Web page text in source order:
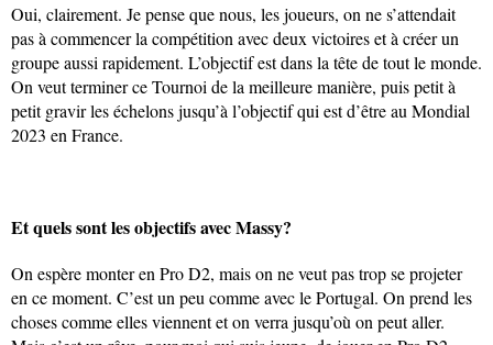
Oui, clairement. Je pense que nous, les joueurs, on ne s’attendait
pas à commencer la compétition avec deux victoires et à créer un
groupe aussi rapidement. L’objectif est dans la tête de tout le monde.
On veut terminer ce Tournoi de la meilleure manière, puis petit à
petit gravir les échelons jusqu’à l’objectif qui est d’être au Mondial
2023 en France.
Et quels sont les objectifs avec Massy?
On espère monter en Pro D2, mais on ne veut pas trop se projeter
en ce moment. C’est un peu comme avec le Portugal. On prend les
choses comme elles viennent et on verra jusqu’où on peut aller.